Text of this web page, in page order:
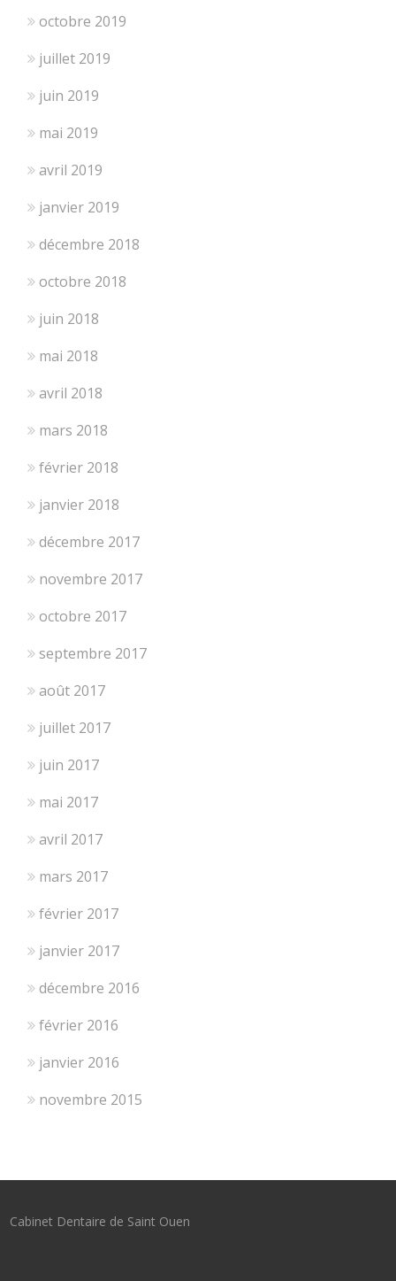
octobre 2019
juillet 2019
juin 2019
mai 2019
avril 2019
janvier 2019
décembre 2018
octobre 2018
juin 2018
mai 2018
avril 2018
mars 2018
février 2018
janvier 2018
décembre 2017
novembre 2017
octobre 2017
septembre 2017
août 2017
juillet 2017
juin 2017
mai 2017
avril 2017
mars 2017
février 2017
janvier 2017
décembre 2016
février 2016
janvier 2016
novembre 2015
Cabinet Dentaire de Saint Ouen